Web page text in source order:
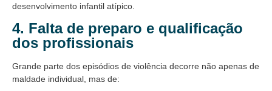
desenvolvimento infantil atípico.
4. Falta de preparo e qualificação
dos profissionais
Grande parte dos episódios de violência decorre não apenas de
maldade individual, mas de: